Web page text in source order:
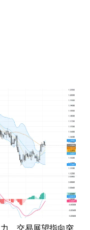
，交易展望指向突